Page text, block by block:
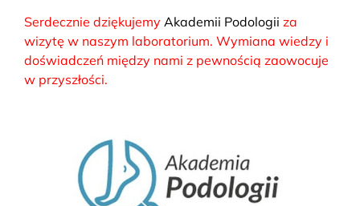
Serdecznie dziękujemy Akademii Podologii za
wizytę w naszym laboratorium. Wymiana wiedzy i
doświadczeń między nami z pewnością zaowocuje
w przyszłości.